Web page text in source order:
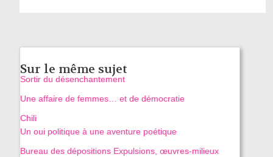
Sur le même sujet
Sortir du désenchantement
Une affaire de femmes… et de démocratie
Chili
Un oui politique à une aventure poétique
Bureau des dépositions Expulsions, œuvres-milieux